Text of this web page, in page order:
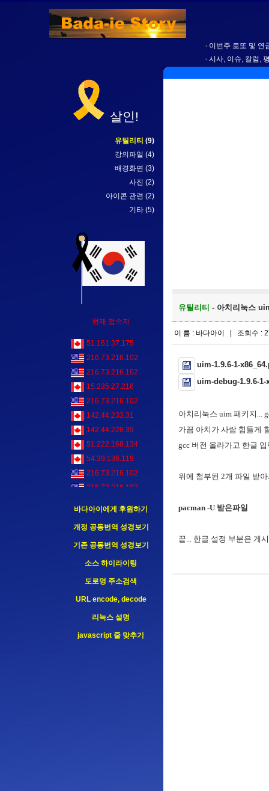
이번주 로또 및 연
시사, 이슈, 칼럼,
살인!
유틸리티 (9)
강의파일 (4)
배경화면 (3)
사진 (2)
아이콘 관련 (2)
기타 (5)
현재 접속자
51.161.37.175
216.73.216.102
216.73.216.102
15.235.27.216
216.73.216.102
142.44.233.31
142.44.228.39
51.222.168.134
54.39.136.119
216.73.216.102
216.73.216.102
216.73.216.102
85.208.96.209
66.249.68.35
114.119.138.65
148.113.130.181
바다아이에게 후원하기
개정 공동번역 성경보기
기존 공동번역 성경보기
소스 하이라이팅
도로명 주소검색
URL encode, decode
리눅스 설명
javascript 줄 맞추기
유틸리티 - 아치리눅스
이 름 : 바다아이 | 조회수 :
uim-1.9.6-1-
uim-debug-1.9.6-1-
아치리눅스 uim 패키지...
가끔 아치가 사람 힘들게
gcc 버전 올라가고 한글
위에 첨부된 2개 파일 받
pacman -U 받은파일
끝... 한글 설정 부분은 게